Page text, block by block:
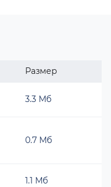
Размер
3.3 Мб
0.7 Мб
1.1 Мб